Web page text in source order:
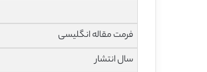
فرمت مقاله انگلیسی
سال انتشار